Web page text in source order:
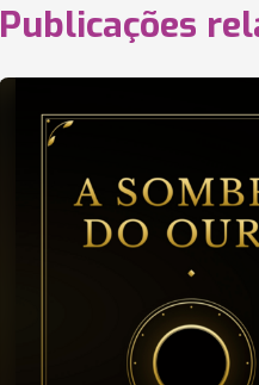
Publicações